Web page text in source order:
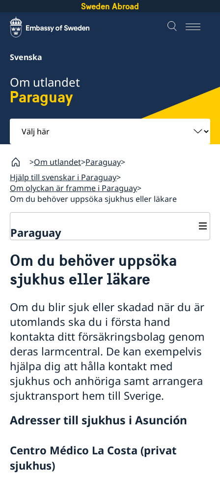
Sweden Abroad
Svenska
Om utlandet
Paraguay
Välj
här
Om utlandet Paraguay
Hjälp till svenskar i Paraguay
Om olyckan är framme i Paraguay
Om du behöver uppsöka sjukhus eller läkare
Paraguay
Hjälp till svenskar i Paraguay
Rösta i Paraguay
Pass i Paraguay
Provisoriskt pass
Samordningsnummer
Förlust av pass
Hämta färdigt pass eller id-kort
Om olyckan är framme i Paraguay
Polisanmälan
Förlust av pass eller bankkort
Ekonomisk hjälp
Om du behöver uppsöka sjukhus eller läkare
Om du behöver någonstans att bo
Viktiga telefonnummer
Svenskt medborgarskap i Paraguay
Medbor­gar­skap för barn med svensk pappa födda
Förlora eller behålla svenskt medborgarskap
Levnadsintyg i Paraguay
Gifta sig i Paraguay
Arv i Paraguay
Juridisk hjälp i Paraguay
Legaliseringar i Paraguay
Om du behöver uppsöka
sjukhus eller läkare
Om du blir sjuk eller skadad när du är
utomlands ska du i första hand
kontakta ditt försäkringsbolag genom
deras larmcentral. De kan exempelvis
hjälpa dig att hålla kontakt med
sjukhus och anhöriga samt arrangera
sjuktransport hem till Sverige.
Adresser till sjukhus i Asunción
Centro Médico La Costa (privat
sjukhus)